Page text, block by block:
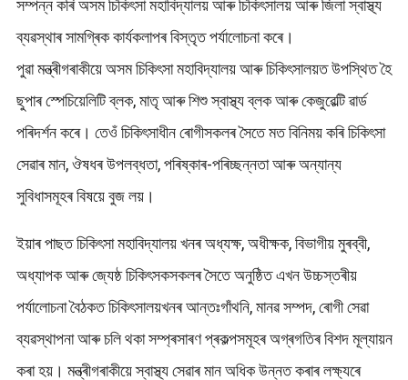
সম্পন্ন কৰি অসম চিকিৎসা মহাবিদ্যালয় আৰু চিকিৎসালয় আৰু জিলা স্বাস্থ্য
ব্যৱস্থাৰ সামগ্ৰিক কাৰ্যকলাপৰ বিস্তৃত পৰ্যালোচনা কৰে।
পুৱা মন্ত্ৰীগৰাকীয়ে অসম চিকিৎসা মহাবিদ্যালয় আৰু চিকিৎসালয়ত উপস্থিত হৈ
ছুপাৰ স্পেচিয়েলিটি ব্লক, মাতৃ আৰু শিশু স্বাস্থ্য ব্লক আৰু কেজুৱেল্টি ৱাৰ্ড
পৰিদৰ্শন কৰে। তেওঁ চিকিৎসাধীন ৰোগীসকলৰ সৈতে মত বিনিময় কৰি চিকিৎসা
সেৱাৰ মান, ঔষধৰ উপলব্ধতা, পৰিষ্কাৰ-পৰিচ্ছন্নতা আৰু অন্যান্য
সুবিধাসমূহৰ বিষয়ে বুজ লয়।
ইয়াৰ পাছত চিকিৎসা মহাবিদ্যালয় খনৰ অধ্যক্ষ, অধীক্ষক, বিভাগীয় মুৰব্বী,
অধ্যাপক আৰু জ্যেষ্ঠ চিকিৎসকসকলৰ সৈতে অনুষ্ঠিত এখন উচ্চস্তৰীয়
পৰ্যালোচনা বৈঠকত চিকিৎসালয়খনৰ আন্তঃগাঁথনি, মানৱ সম্পদ, ৰোগী সেৱা
ব্যৱস্থাপনা আৰু চলি থকা সম্প্ৰসাৰণ প্ৰকল্পসমূহৰ অগ্ৰগতিৰ বিশদ মূল্যায়ন
কৰা হয়। মন্ত্ৰীগৰাকীয়ে স্বাস্থ্য সেৱাৰ মান অধিক উন্নত কৰাৰ লক্ষ্যৰে